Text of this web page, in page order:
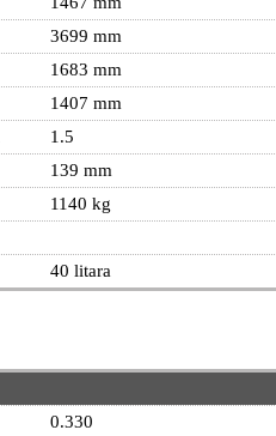
3699 mm
1683 mm
1407 mm
1.5
139 mm
1140 kg
40 litara
0.330